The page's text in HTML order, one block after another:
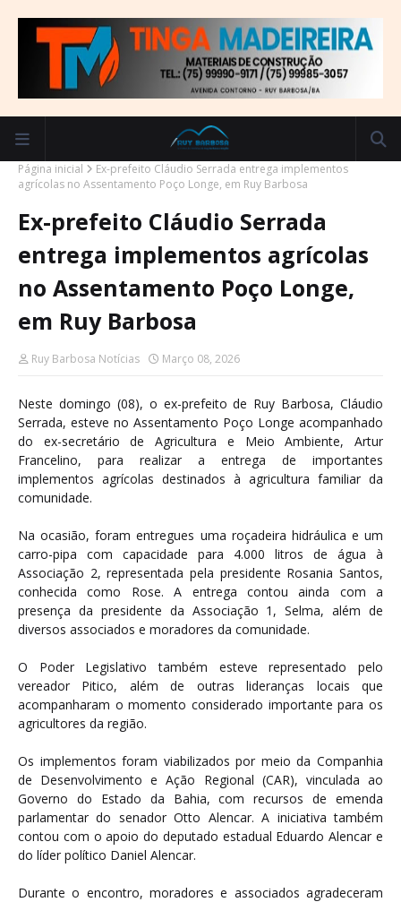
Página inicial
Ex-prefeito Cláudio Serrada entrega implementos
agrícolas no Assentamento Poço Longe, em Ruy Barbosa
Ex-prefeito Cláudio Serrada
entrega implementos agrícolas
no Assentamento Poço Longe,
em Ruy Barbosa
Ruy Barbosa Notícias Março 08, 2026
Neste domingo (08), o ex-prefeito de Ruy Barbosa, Cláudio
Serrada, esteve no Assentamento Poço Longe acompanhado
do ex-secretário de Agricultura e Meio Ambiente, Artur
Francelino, para realizar a entrega de importantes
implementos agrícolas destinados à agricultura familiar da
comunidade.
Na ocasião, foram entregues uma roçadeira hidráulica e um
carro-pipa com capacidade para 4.000 litros de água à
Associação 2, representada pela presidente Rosania Santos,
conhecida como Rose. A entrega contou ainda com a
presença da presidente da Associação 1, Selma, além de
diversos associados e moradores da comunidade.
O Poder Legislativo também esteve representado pelo
vereador Pitico, além de outras lideranças locais que
acompanharam o momento considerado importante para os
agricultores da região.
Os implementos foram viabilizados por meio da Companhia
de Desenvolvimento e Ação Regional (CAR), vinculada ao
Governo do Estado da Bahia, com recursos de emenda
parlamentar do senador Otto Alencar. A iniciativa também
contou com o apoio do deputado estadual Eduardo Alencar e
do líder político Daniel Alencar.
Durante o encontro, moradores e associados agradeceram